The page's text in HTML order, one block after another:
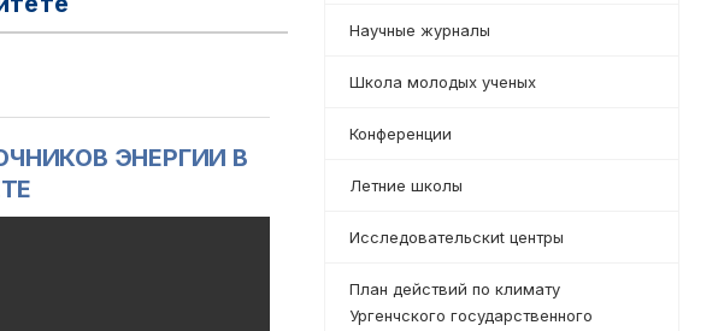
ЭНЕРГИИ В
Научные журналы
Школа молодых ученых
Конференции
Летние школы
Исследовательскиt центры
План действий по климату
Ургенчского государственного